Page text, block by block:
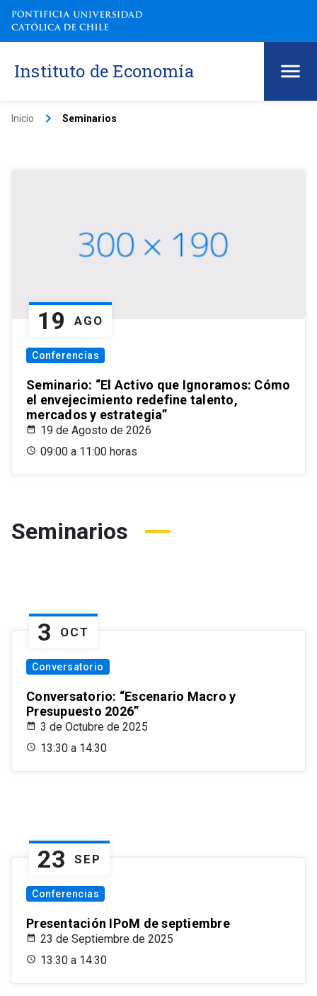
Instituto de Economía
Inicio keyboard_arrow_right Seminarios
19 AGO
Conferencias
Seminario: “El Activo que Ignoramos: Cómo
el envejecimiento redefine talento,
mercados y estrategia”
19 de Agosto de 2026
09:00 a 11:00 horas
Seminarios
3 OCT
Conversatorio
Conversatorio: “Escenario Macro y
Presupuesto 2026”
3 de Octubre de 2025
13:30 a 14:30
23 SEP
Conferencias
Presentación IPoM de septiembre
23 de Septiembre de 2025
13:30 a 14:30